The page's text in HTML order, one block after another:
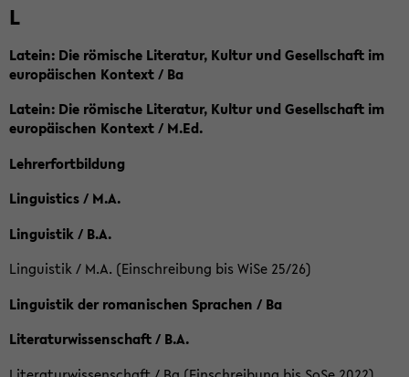
L
Latein: Die römische Literatur, Kultur und Gesellschaft im
europäischen Kontext / Ba
Latein: Die römische Literatur, Kultur und Gesellschaft im
europäischen Kontext / M.Ed.
Lehrerfortbildung
Linguistics / M.A.
Linguistik / B.A.
Linguistik / M.A. (Einschreibung bis WiSe 25/26)
Linguistik der romanischen Sprachen / Ba
Literaturwissenschaft / B.A.